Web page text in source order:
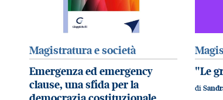
Magistratura e società
Emergenza ed emergency
clause, una sfida per la
"Le
di